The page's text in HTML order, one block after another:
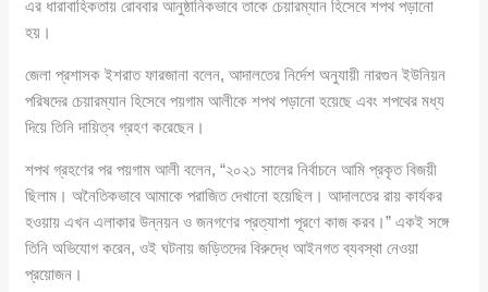
এর ধারাবাহিকতায় রোববার আনুষ্ঠানিকভাবে তাকে চেয়ারম্যান হিসেবে শপথ পড়ানো
হয়।
জেলা প্রশাসক ইশরাত ফারজানা বলেন, আদালতের নির্দেশ অনুযায়ী নারগুন ইউনিয়ন
পরিষদের চেয়ারম্যান হিসেবে পয়গাম আলীকে শপথ পড়ানো হয়েছে এবং শপথের মধ্য
দিয়ে তিনি দায়িত্ব গ্রহণ করেছেন।
শপথ গ্রহণের পর পয়গাম আলী বলেন, “২০২১ সালের নির্বাচনে আমি প্রকৃত বিজয়ী
ছিলাম। অনৈতিকভাবে আমাকে পরাজিত দেখানো হয়েছিল। আদালতের রায় কার্যকর
হওয়ায় এখন এলাকার উন্নয়ন ও জনগণের প্রত্যাশা পূরণে কাজ করব।” একই সঙ্গে
তিনি অভিযোগ করেন, ওই ঘটনায় জড়িতদের বিরুদ্ধে আইনগত ব্যবস্থা নেওয়া
প্রয়োজন।